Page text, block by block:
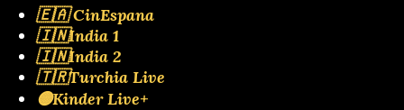
🇪🇦 CinEspana
🇮🇳India 1
🇮🇳India 2
🇹🇷Turchia Live
🟡Kinder Live+